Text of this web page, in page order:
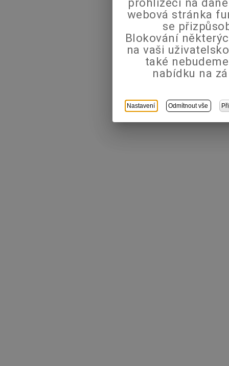
webová stránka
se
Blokování
na vaši
také
nabídku na
Nastavení Odmítnout vše